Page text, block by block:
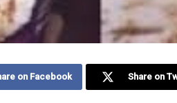
on Facebook Share on